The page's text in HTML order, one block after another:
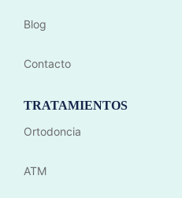
Blog
Contacto
TRATAMIENTOS
Ortodoncia
ATM